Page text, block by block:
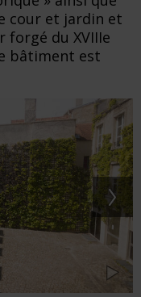
cour et jardin et
forgé du XVIIIe
bâtiment est
›